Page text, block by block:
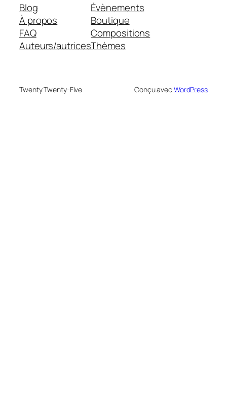
Blog
À propos
FAQ
Auteurs/autrices
Évènements
Boutique
Compositions
Thèmes
Twenty Twenty-Five Conçu avec WordPress